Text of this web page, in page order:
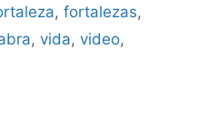
,fortalezas,
, vida, video,